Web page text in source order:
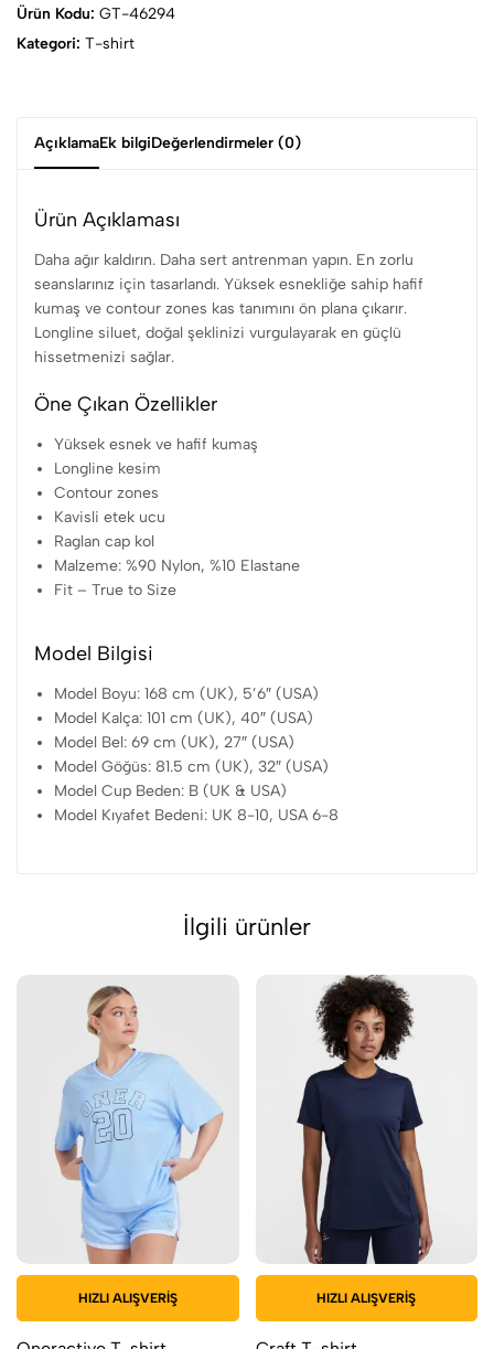
Ürün Kodu: GT-46294
Kategori: T-shirt
AçıklamaEk bilgiDeğerlendirmeler (0)
Ürün Açıklaması
Daha ağır kaldırın. Daha sert antrenman yapın. En zorlu
seanslarınız için tasarlandı. Yüksek esnekliğe sahip hafif
kumaş ve contour zones kas tanımını ön plana çıkarır.
Longline siluet, doğal şeklinizi vurgulayarak en güçlü
hissetmenizi sağlar.
Öne Çıkan Özellikler
Yüksek esnek ve hafif kumaş
Longline kesim
Contour zones
Kavisli etek ucu
Raglan cap kol
Malzeme: %90 Nylon, %10 Elastane
Fit – True to Size
Model Bilgisi
Model Boyu: 168 cm (UK), 5’6″ (USA)
Model Kalça: 101 cm (UK), 40″ (USA)
Model Bel: 69 cm (UK), 27″ (USA)
Model Göğüs: 81.5 cm (UK), 32″ (USA)
Model Cup Beden: B (UK & USA)
Model Kıyafet Bedeni: UK 8-10, USA 6-8
İlgili ürünler
HIZLI ALIŞVERIŞ HIZLI ALIŞVERIŞ